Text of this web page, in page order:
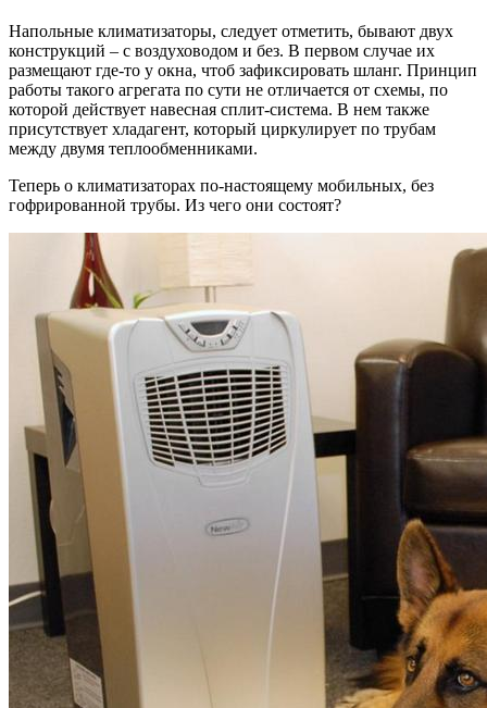
Напольные климатизаторы, следует отметить, бывают двух
конструкций – с воздуховодом и без. В первом случае их
размещают где-то у окна, чтоб зафиксировать шланг. Принцип
работы такого агрегата по сути не отличается от схемы, по
которой действует навесная сплит-система. В нем также
присутствует хладагент, который циркулирует по трубам
между двумя теплообменниками.
Теперь о климатизаторах по-настоящему мобильных, без
гофрированной трубы. Из чего они состоят?